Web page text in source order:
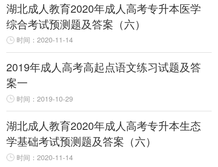
湖北成人教育2020年成人高考专升本医学
综合考试预测题及答案（六）
时间：2020-11-14
2019年成人高考高起点语文练习试题及答
案一
时间：2019-10-29
湖北成人教育2020年成人高考专升本生态
学基础考试预测题及答案（六）
时间：2020-11-14